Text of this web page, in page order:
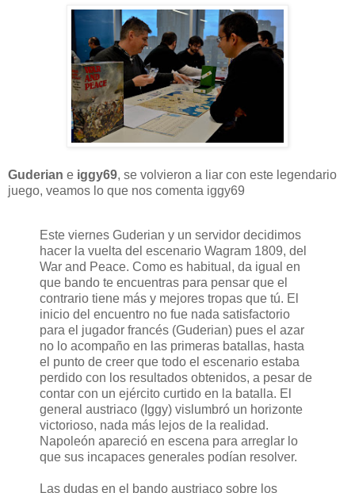
Guderian e iggy69, se volvieron a liar con este legendario
juego, veamos lo que nos comenta iggy69
Este viernes Guderian y un servidor decidimos
hacer la vuelta del escenario Wagram 1809, del
War and Peace. Como es habitual, da igual en
que bando te encuentras para pensar que el
contrario tiene más y mejores tropas que tú. El
inicio del encuentro no fue nada satisfactorio
para el jugador francés (Guderian) pues el azar
no lo acompaño en las primeras batallas, hasta
el punto de creer que todo el escenario estaba
perdido con los resultados obtenidos, a pesar de
contar con un ejército curtido en la batalla. El
general austriaco (Iggy) vislumbró un horizonte
victorioso, nada más lejos de la realidad.
Napoleón apareció en escena para arreglar lo
que sus incapaces generales podían resolver.
Las dudas en el bando austriaco sobre los